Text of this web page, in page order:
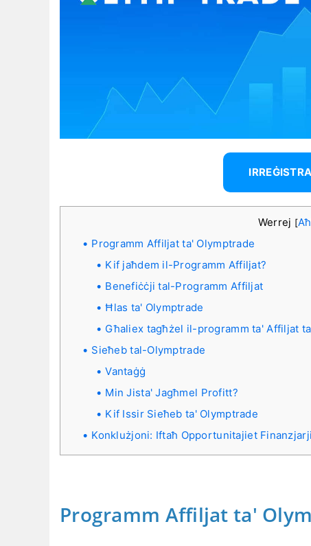
Werrej [
Programm Affiljat ta' Olymptrade
Kif jaħdem il-Programm Affiljat?
Benefiċċji tal-Programm Affiljat
Ħlas ta' Olymptrade
Għaliex tagħżel il-programm ta' Affiljat
Sieħeb tal-Olymptrade
Vantaġġ
Min Jista' Jagħmel Profitt?
Kif Issir Sieħeb ta' Olymptrade
Konklużjoni: Iftaħ Opportunitajiet
Programm Affiljat ta'